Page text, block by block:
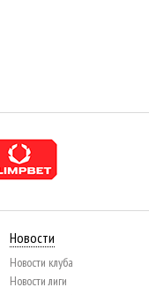
Новости
Новости клуба
Новости лиги